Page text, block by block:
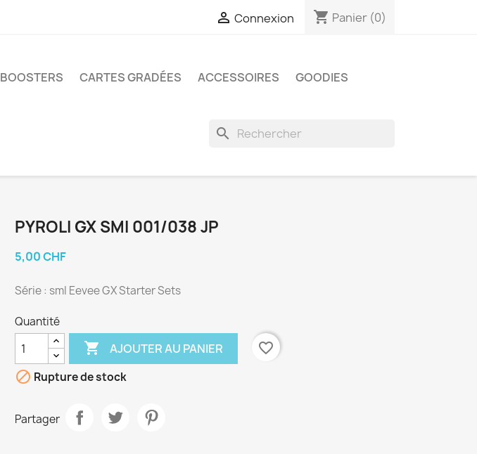
 Connexion shopping_cart Panier (0)
BOOSTERS CARTES GRADÉES ACCESSOIRES
GOODIES
search
PYROLI GX SMI 001/038 JP
5,00 CHF
Série : smI Eevee GX Starter Sets
Quantité
 AJOUTER AU PANIER
favorite_border
 Rupture de stock
Partager